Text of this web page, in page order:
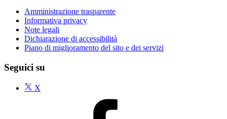
Amministrazione trasparente
Informativa privacy
Note legali
Dichiarazione di accessibilità
Piano di miglioramento del sito e dei servizi
Seguici su
X